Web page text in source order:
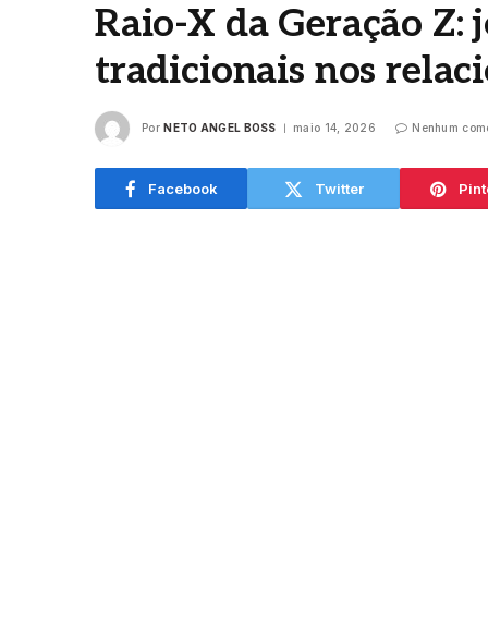
Raio-X da Geração Z:
tradicionais nos
Por NETO ANGEL BOSS maio 14, 2026 Nenhum
Facebook Twitter
Le